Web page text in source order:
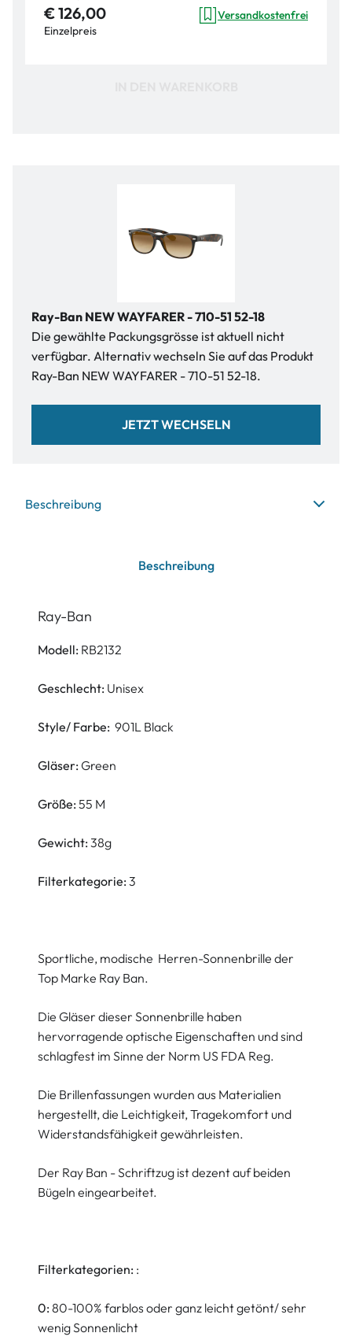
€ 126,00
Einzelpreis
Versandkostenfrei
Ray-Ban NEW WAYFARER - 710-51 52-18
Die gewählte Packungsgrösse ist aktuell nicht
verfügbar. Alternativ wechseln Sie auf das Produkt
Ray-Ban NEW WAYFARER - 710-51 52-18.
JETZT WECHSELN
Beschreibung
Beschreibung
Ray-Ban
Modell: RB2132
Geschlecht: Unisex
Style/ Farbe: 901L Black
Gläser: Green
Größe: 55 M
Gewicht: 38g
Filterkategorie: 3
Sportliche, modische Herren-Sonnenbrille der
Top Marke Ray Ban.
Die Gläser dieser Sonnenbrille haben
hervorragende optische Eigenschaften und sind
schlagfest im Sinne der Norm US FDA Reg.
Die Brillenfassungen wurden aus Materialien
hergestellt, die Leichtigkeit, Tragekomfort und
Widerstandsfähigkeit gewährleisten.
Der Ray Ban - Schriftzug ist dezent auf beiden
Bügeln eingearbeitet.
Filterkategorien: :
0: 80-100% farblos oder ganz leicht getönt/ sehr
wenig Sonnenlicht